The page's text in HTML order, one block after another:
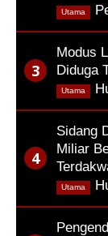
Utama
Modus
Diduga
Utama
Sidang
Miliar
Utama